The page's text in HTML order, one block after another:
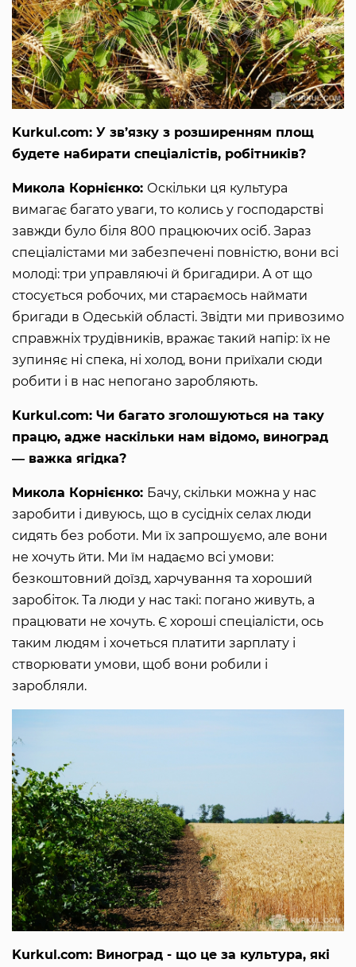
Kurkul.com: У зв’язку з розширенням площ
будете набирати спеціалістів, робітників?
Микола Корнієнко: Оскільки ця культура
вимагає багато уваги, то колись у господарстві
завжди було біля 800 працюючих осіб. Зараз
спеціалістами ми забезпечені повністю, вони всі
молоді: три управляючі й бригадири. А от що
стосується робочих, ми стараємось наймати
бригади в Одеській області. Звідти ми привозимо
справжніх трудівників, вражає такий напір: їх не
зупиняє ні спека, ні холод, вони приїхали сюди
робити і в нас непогано заробляють.
Kurkul.com: Чи багато зголошуються на таку
працю, адже наскільки нам відомо, виноград
― важка ягідка?
Микола Корнієнко: Бачу, скільки можна у нас
заробити і дивуюсь, що в сусідніх селах люди
сидять без роботи. Ми їх запрошуємо, але вони
не хочуть йти. Ми їм надаємо всі умови:
безкоштовний доїзд, харчування та хороший
заробіток. Та люди у нас такі: погано живуть, а
працювати не хочуть. Є хороші спеціалісти, ось
таким людям і хочеться платити зарплату і
створювати умови, щоб вони робили і
заробляли.
Kurkul.com: Виноград - що це за культура, які